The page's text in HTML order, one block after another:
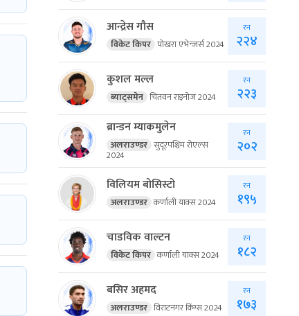
आन्द्रेस गौस
विकेट किपर पोखरा एभेन्जर्स 2024
रन
२२४
कुशल मल्ल
ब्याट्समेन चितवन राइनोज 2024
रन
२२३
ब्रान्डन म्याकमुलेन
अलराउण्डर सुदूरपश्चिम रोएल्स
2024
रन
२०२
विलियम बोसिस्टो
अलराउण्डर कर्णाली याक्स 2024
रन
१९५
चाडविक वाल्टन
विकेट किपर कर्णाली याक्स 2024
रन
१८२
बसिर अहमद
अलराउण्डर विराटनगर किंग्स 2024
रन
१७३